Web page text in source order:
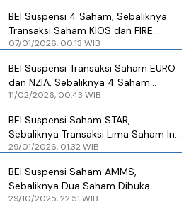
BEI Suspensi 4 Saham, Sebaliknya
Transaksi Saham KIOS dan FIRE
Dibuka Kembali
07/01/2026, 00.13 WIB
BEI Suspensi Transaksi Saham EURO
dan NZIA, Sebaliknya 4 Saham
Dibuka Kembali
11/02/2026, 00.43 WIB
BEI Suspensi Saham STAR,
Sebaliknya Transaksi Lima Saham Ini
Dibuka Kembali
29/01/2026, 01.32 WIB
BEI Suspensi Saham AMMS,
Sebaliknya Dua Saham Dibuka
Kembali
29/10/2025, 22.51 WIB